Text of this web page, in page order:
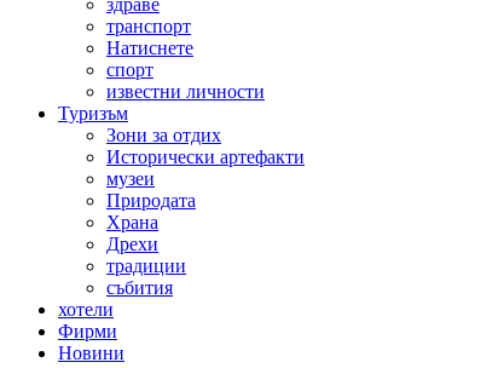
транспорт
Натиснете
спорт
известни личности
Туризъм
Зони за отдих
Исторически артефакти
музеи
Природата
Храна
Дрехи
традиции
събития
хотели
Фирми
Новини